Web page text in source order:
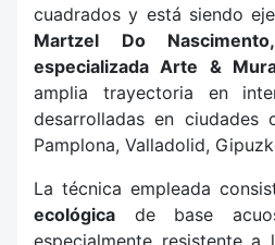
cuadrados y está siendo
Martzel Do
especializada Arte &
amplia trayectoria en
desarrolladas en ciudades
Pamplona, Valladolid,
La técnica empleada
ecológica de base
especialmente resistente